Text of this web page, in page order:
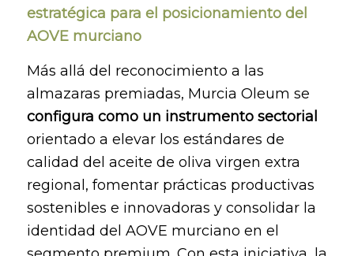
estratégica para el posicionamiento del
AOVE murciano
Más allá del reconocimiento a las
almazaras premiadas, Murcia Oleum se
configura como un instrumento sectorial
orientado a elevar los estándares de
calidad del aceite de oliva virgen extra
regional, fomentar prácticas productivas
sostenibles e innovadoras y consolidar la
identidad del AOVE murciano en el